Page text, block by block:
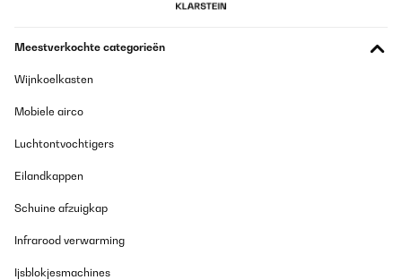
Meestverkochte categorieën
Wijnkoelkasten
Mobiele airco
Luchtontvochtigers
Eilandkappen
Schuine afzuigkap
Infrarood verwarming
Ijsblokjesmachines